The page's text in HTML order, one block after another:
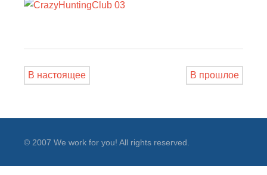
В настоящее В прошлое
© 2007 We work for you! All rights reserved.